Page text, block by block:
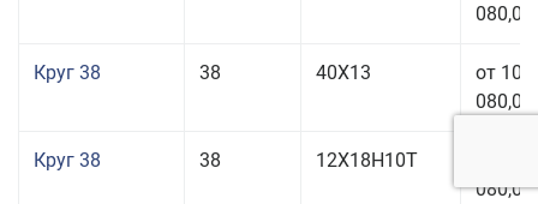
080,00
Круг 38 38 40Х13
от 101
080,00
Круг 38 38 12Х18Н10Т
080,00